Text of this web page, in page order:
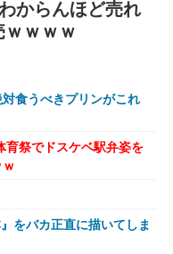
からんほど売れ
ｗｗｗ
対食うべきプリンがこれ
育祭でドスケベ駅弁姿を
をバカ正直に描いてしま